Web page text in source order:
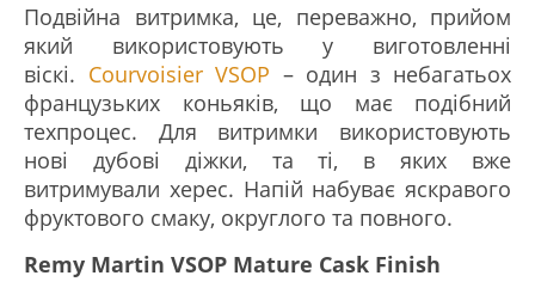
Подвійна витримка, це, переважно, прийом
який використовують у виготовленні
віскі. Courvoisier VSOP – один з небагатьох
французьких коньяків, що має подібний
техпроцес. Для витримки використовують
нові дубові діжки, та ті, в яких вже
витримували херес. Напій набуває яскравого
фруктового смаку, округлого та повного.
Remy Martin VSOP Mature Cask Finish